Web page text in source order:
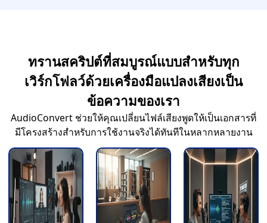
ทรานสคริปต์ที่สมบูรณ์แบบสำหรับทุก
เวิร์กโฟลว์ด้วยเครื่องมือแปลงเสียงเป็น
ข้อความของเรา
AudioConvert ช่วยให้คุณเปลี่ยนไฟล์เสียงพูดให้เป็นเอกสารที่
มีโครงสร้างสำหรับการใช้งานจริงได้ทันทีในหลากหลายงาน